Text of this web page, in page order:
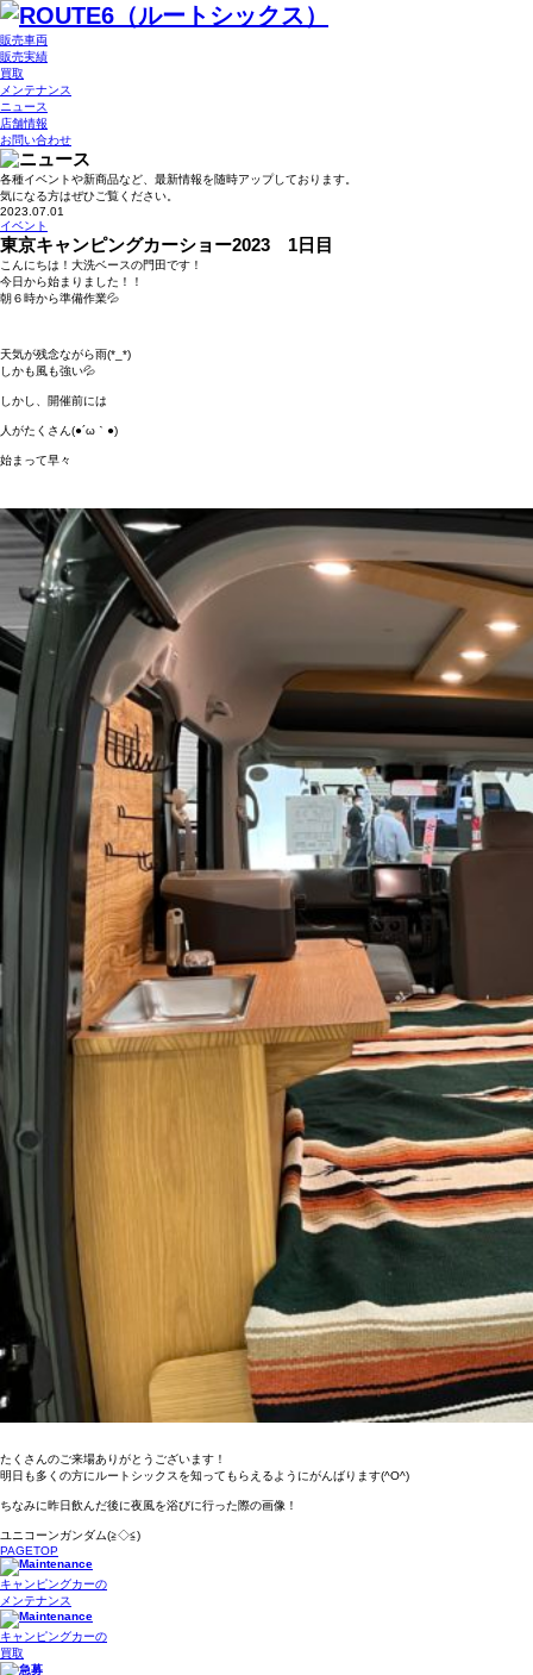
販売車両
販売実績
買取
メンテナンス
ニュース
店舗情報
お問い合わせ
各種イベントや新商品など、最新情報を随時アップしております。
気になる方はぜひご覧ください。
2023.07.01
イベント
東京キャンピングカーショー2023 1日目
こんにちは！大洗ベースの門田です！
今日から始まりました！！
朝６時から準備作業💦
天気が残念ながら雨(*_*)
しかも風も強い💦
しかし、開催前には
人がたくさん(●´ω｀●)
始まって早々
たくさんのご来場ありがとうございます！
明日も多くの方にルートシックスを知ってもらえるようにがんばります(^O^)
ちなみに昨日飲んだ後に夜風を浴びに行った際の画像！
ユニコーンガンダム(≧◇≦)
PAGETOP
キャンピングカーの
メンテナンス
キャンピングカーの
買取